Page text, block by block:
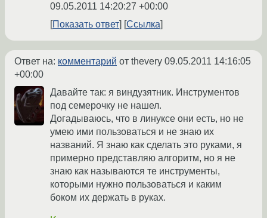
09.05.2011 14:20:27 +00:00
Показать ответ
Ссылка
Ответ на: комментарий от thevery 09.05.2011 14:16:05
+00:00
Давайте так: я виндузятник. Инструментов
под семерочку не нашел.
Догадываюсь, что в линуксе они есть, но не
умею ими пользоваться и не знаю их
названий. Я знаю как сделать это руками, я
примерно представляю алгоритм, но я не
знаю как называются те инструменты,
которыми нужно пользоваться и каким
боком их держать в руках.